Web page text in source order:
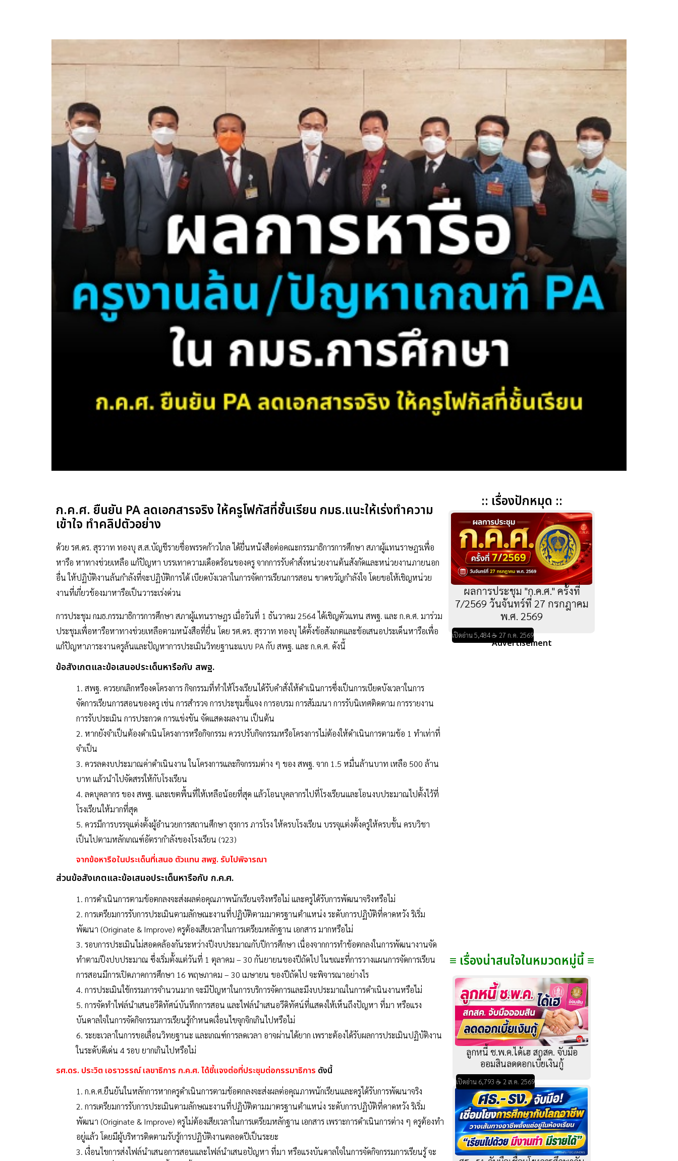
ก.ค.ศ. ยืนยัน PA ลดเอกสารจริง ให้ครูโฟกัสที่ชั้นเรียน กมธ.แนะให้เร่งทำความ
เข้าใจ ทำคลิปตัวอย่าง
ด้วย รศ.ดร. สุรวาท ทองบุ ส.ส.บัญชีรายชื่อพรรคก้าวไกล ได้ยื่นหนังสือต่อคณะกรรมาธิการการศึกษา สภาผู้แทนราษฎรเพื่อ
หารือ หาทางช่วยเหลือ แก้ปัญหา บรรเทาความเดือดร้อนของครู จากการรับคำสั่งหน่วยงานต้นสังกัดและหน่วยงานภายนอก
อื่น ให้ปฏิบัติงานล้นกำลังที่จะปฏิบัติการได้ เบียดบังเวลาในการจัดการเรียนการสอน ขาดขวัญกำลังใจ โดยขอให้เชิญหน่วย
งานที่เกี่ยวข้องมาหารือเป็นวาระเร่งด่วน
การประชุม กมธ.กรรมาธิการการศึกษา สภาผู้แทนราษฎร เมื่อวันที่ 1 ธันวาคม 2564 ได้เชิญตัวแทน สพฐ. และ ก.ค.ศ. มาร่วม
ประชุมเพื่อหารือหาทางช่วยเหลือตามหนังสือที่ยื่น โดย รศ.ดร. สุรวาท ทองบุ ได้ตั้งข้อสังเกตและข้อเสนอประเด็นหารือเพื่อ
แก้ปัญหาภาระงานครูล้นและปัญหาการประเมินวิทยฐานะแบบ PA กับ สพฐ. และ ก.ค.ศ. ดังนี้
ข้อสังเกตและข้อเสนอประเด็นหารือกับ สพฐ.
1. สพฐ. ควรยกเลิกหรืองดโครงการ กิจกรรมที่ทำให้โรงเรียนได้รับคำสั่งให้ดำเนินการซึ่งเป็นการเบียดบังเวลาในการ
จัดการเรียนการสอนของครู เช่น การสำรวจ การประชุมชี้แจง การอบรม การสัมมนา การรับนิเทศติดตาม การรายงาน
การรับประเมิน การประกวด การแข่งขัน จัดแสดงผลงาน เป็นต้น
2. หากยังจำเป็นต้องดำเนินโครงการหรือกิจกรรม ควรปรับกิจกรรมหรือโครงการไม่ต้องให้ดำเนินการตามข้อ 1 ทำเท่าที่
จำเป็น
3. ควรลดงบประมาณค่าดำเนินงาน ในโครงการและกิจกรรมต่าง ๆ ของ สพฐ. จาก 1.5 หมื่นล้านบาท เหลือ 500 ล้าน
บาท แล้วนำไปจัดสรรให้กับโรงเรียน
4. ลดบุคลากร ของ สพฐ. และเขตพื้นที่ให้เหลือน้อยที่สุด แล้วโอนบุคลากรไปที่โรงเรียนและโอนงบประมาณไปตั้งไว้ที่
โรงเรียนให้มากที่สุด
5. ควรมีการบรรจุแต่งตั้งผู้อำนวยการสถานศึกษา ธุรการ ภารโรง ให้ครบโรงเรียน บรรจุแต่งตั้งครูให้ครบชั้น ครบวิชา
เป็นไปตามหลักเกณฑ์อัตรากำลังของโรงเรียน (ว23)
จากข้อหารือในประเด็นที่เสนอ ตัวแทน สพฐ. รับไปพิจารณา
ส่วนข้อสังเกตและข้อเสนอประเด็นหารือกับ ก.ค.ศ.
1. การดำเนินการตามข้อตกลงจะส่งผลต่อคุณภาพนักเรียนจริงหรือไม่ และครูได้รับการพัฒนาจริงหรือไม่
2. การเตรียมการรับการประเมินตามลักษณะงานที่ปฏิบัติตามมาตรฐานตำแหน่ง ระดับการปฏิบัติที่คาดหวัง ริเริ่ม
พัฒนา (Originate & Improve) ครูต้องเสียเวลาในการเตรียมหลักฐาน เอกสาร มากหรือไม่
3. รอบการประเมินไม่สอดคล้องกันระหว่างปีงบประมาณกับปีการศึกษา เนื่องจากการทำข้อตกลงในการพัฒนางานจัด
ทำตามปีงปบประมาณ ซึ่งเริ่มตั้งแต่วันที่ 1 ตุลาคม – 30 กันยายนของปีถัดไป ในขณะที่การวางแผนการจัดการเรียน
การสอนมีการเปิดภาคการศึกษา 16 พฤษภาคม – 30 เมษายน ของปีถัดไป จะพิจารณาอย่างไร
4. การประเมินใช้กรรมการจำนวนมาก จะมีปัญหาในการบริการจัดการและมีงบประมาณในการดำเนินงานหรือไม่
5. การจัดทำไฟล์นำเสนอวีดิทัศน์บันทึกการสอน และไฟล์นำเสนอวีดิทัศน์ที่แสดงให้เห็นถึงปัญหา ที่มา หรือแรง
บันดาลใจในการจัดกิจกรรมการเรียนรู้กำหนดเงื่อนไขจุกจิกเกินไปหรือไม่
6. ระยะเวลาในการขอเลื่อนวิทยฐานะ และเกณฑ์การลดเวลา อาจผ่านได้ยาก เพราะต้องได้รับผลการประเมินปฏิบัติงาน
ในระดับดีเด่น 4 รอบ ยากเกินไปหรือไม่
รศ.ดร. ประวิต เอราวรรณ์ เลขาธิการ ก.ค.ศ. ได้ชี้แจงต่อที่ประชุมต่อกรรมาธิการ ดังนี้
1. ก.ค.ศ.ยืนยันในหลักการหากครูดำเนินการตามข้อตกลงจะส่งผลต่อคุณภาพนักเรียนและครูได้รับการพัฒนาจริง
2. การเตรียมการรับการประเมินตามลักษณะงานที่ปฏิบัติตามมาตรฐานตำแหน่ง ระดับการปฏิบัติที่คาดหวัง ริเริ่ม
พัฒนา (Originate & Improve) ครูไม่ต้องเสียเวลาในการเตรียมหลักฐาน เอกสาร เพราะการดำเนินการต่าง ๆ ครูต้องทำ
อยู่แล้ว โดยมีผู้บริหารติดตามรับรู้การปฏิบัติงานตลอดปีเป็นระยะ
3. เงื่อนไขการส่งไฟล์นำเสนอการสอนและไฟล์นำเสนอปัญหา ที่มา หรือแรงบันดาลใจในการจัดกิจกรรมการเรียนรู้ จะ
:: เรื่องปักหมุด ::
ผลการประชุม "ก.ค.ศ." ครั้งที่
7/2569 วันจันทร์ที่ 27 กรกฎาคม
พ.ศ. 2569
เปิดอ่าน 5,484 ☕ 27 ก.ค. 2569
Advertisement
≡ เรื่องน่าสนใจในหมวดหมู่นี้ ≡
ลูกหนี้ ช.พ.ค.ได้เฮ สกสค. จับมือ
ออมสินลดดอกเบี้ยเงินกู้
เปิดอ่าน 6,793 ☕ 2 ส.ค. 2569